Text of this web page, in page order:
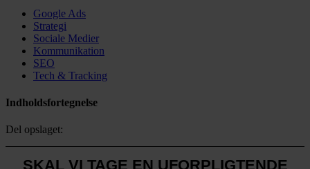
Google Ads
Strategi
Sociale Medier
Kommunikation
SEO
Tech & Tracking
Indholdsfortegnelse
Del opslaget:
SKAL VI TAGE EN UFORPLIGTENDE